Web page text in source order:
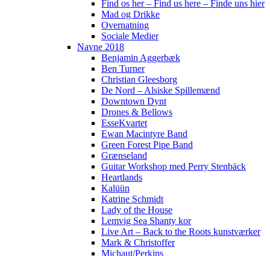
Find os her – Find us here – Finde uns hier
Mad og Drikke
Overnatning
Sociale Medier
Navne 2018
Benjamin Aggerbæk
Ben Turner
Christian Gleesborg
De Nord – Alsiske Spillemænd
Downtown Dynt
Drones & Bellows
EsseKvartet
Ewan Macintyre Band
Green Forest Pipe Band
Grænseland
Guitar Workshop med Perry Stenbäck
Heartlands
Kalüün
Katrine Schmidt
Lady of the House
Lemvig Sea Shanty kor
Live Art – Back to the Roots kunstværker
Mark & Christoffer
Michaut/Perkins